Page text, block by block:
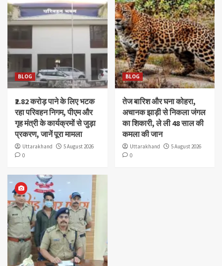
BLOG
₹2.82 करोड़ पाने के लिए भटक
रहा परिवहन निगम, पीएम और
गृह मंत्री के कार्यक्रमों से जुड़ा
प्रकरण, जानें पूरा मामला
Uttarakhand
5 August 2026
0
BLOG
तेज बारिश और घना कोहरा,
अचानक झाड़ी से निकला जंगल
का शिकारी, ले ली 48 साल की
कमला की जान
Uttarakhand
5 August 2026
0